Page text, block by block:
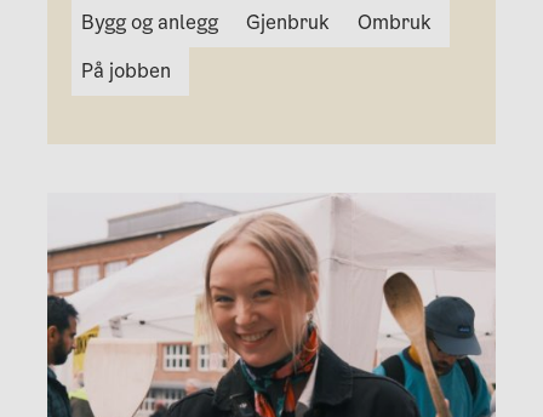
Bygg og anlegg Gjenbruk
Ombruk
På jobben